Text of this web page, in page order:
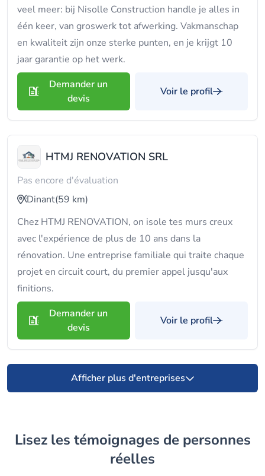
veel meer: bij Nisolle Construction handle je alles in
één keer, van groswerk tot afwerking. Vakmanschap
en kwaliteit zijn onze sterke punten, en je krijgt 10
jaar garantie op het werk.
Demander un
devis
Voir le profil
HTMJ RENOVATION SRL
Pas encore d'évaluation
Dinant(59 km)
Chez HTMJ RENOVATION, on isole tes murs creux
avec l'expérience de plus de 10 ans dans la
rénovation. Une entreprise familiale qui traite chaque
projet en circuit court, du premier appel jusqu'aux
finitions.
Demander un
devis
Voir le profil
Afficher plus d'entreprises
Lisez les témoignages de personnes
réelles